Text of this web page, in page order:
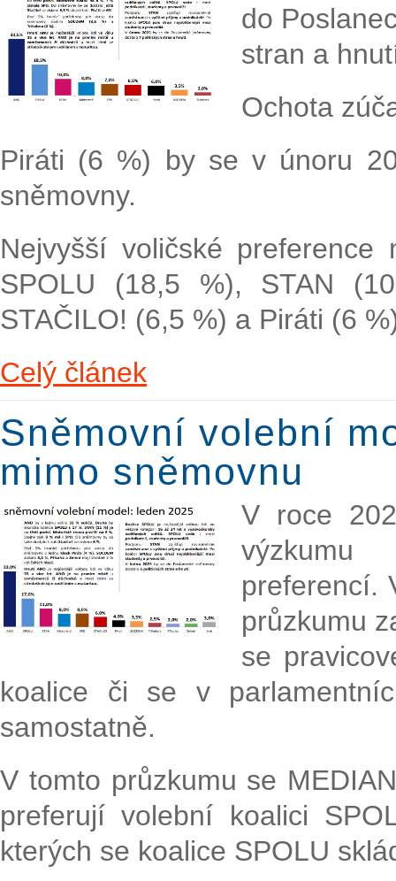
do
stran a
Ochota
Piráti (6 %) by se v únoru
sněmovny.
Nejvyšší voličské
SPOLU (18,5 %), STAN
STAČILO! (6,5 %) a Piráti (6
Celý článek
Sněmovní volební
mimo sněmovnu
V roce
výzkumu
preferencí.
průzkumu
se
koalice či se v
samostatně.
V tomto průzkumu se
preferují volební koalici
kterých se koalice SPOLU